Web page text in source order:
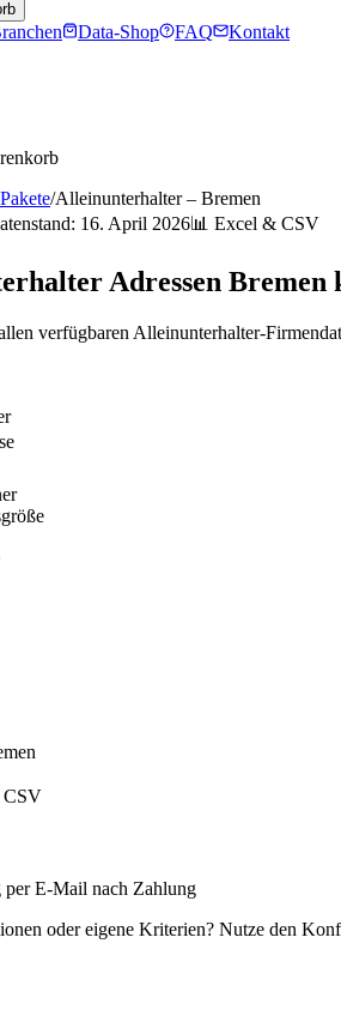
Data-Shop FAQ
Kontakt
/Alleinunterhalter– Bremen
16. April 2026📊 Excel & CSV
Adressen Bremen
verfügbaren Alleinunterhalter-
CSV
E-Mail nach Zahlung
oder eigene Kriterien? Nutze den